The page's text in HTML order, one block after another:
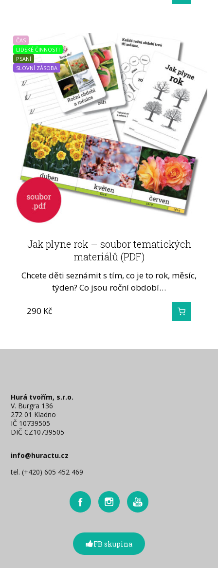
ČAS
LIDSKÉ ČINNOSTI
PSANÍ
SLOVNÍ ZÁSOBA
Jak plyne rok – soubor tematických
materiálů (PDF)
Chcete děti seznámit s tím, co je to rok, měsíc,
týden? Co jsou roční období…
290 Kč
Hurá tvořím, s.r.o.
V. Burgra 136
272 01 Kladno
IČ 10739505
DIČ CZ10739505
info@huractu.cz
tel. (+420) 605 452 469
FB skupina